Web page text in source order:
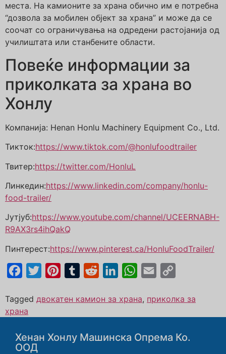
места. На камионите за храна обично им е потребна
“дозвола за мобилен објект за храна” и може да се
соочат со ограничувања на одредени растојанија од
училиштата или станбените области.
Повеќе информации за
приколката за храна во
Хонлу
Компанија: Henan Honlu Machinery Equipment Co., Ltd.
Тикток:https://www.tiktok.com/@honlufoodtrailer
Твитер:https://twitter.com/HonluL
Линкедин:https://www.linkedin.com/company/honlu-
food-trailer/
Јутјуб:https://www.youtube.com/channel/UCEERNABH-
R9AX3rs4ihQakQ
Пинтерест:https://www.pinterest.ca/HonluFoodTrailer/
Facebook
Twitter PinterestTumblrReddit LinkedInWhatsApp
Email
Tagged двокатен камион за храна, приколка за
храна
Хенан Хонлу Машинска Опрема Ко.
ООД